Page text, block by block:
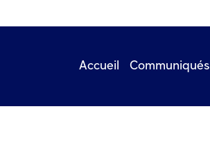
Accueil Communiqués